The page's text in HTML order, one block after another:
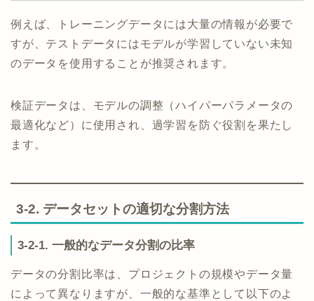
例えば、トレーニングデータには大量の情報が必要で
すが、テストデータにはモデルが学習していない未知
のデータを使用することが推奨されます。
検証データは、モデルの調整（ハイパーパラメータの
最適化など）に使用され、過学習を防ぐ役割を果たし
ます。
3-2. データセットの適切な分割方法
3-2-1. 一般的なデータ分割の比率
データの分割比率は、プロジェクトの規模やデータ量
によって異なりますが、一般的な基準として以下のよ